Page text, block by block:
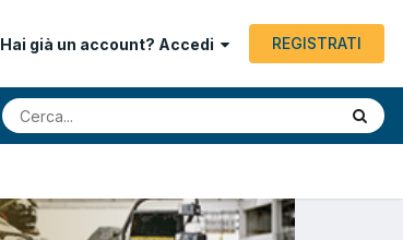
Hai già un account? Accedi REGISTRATI